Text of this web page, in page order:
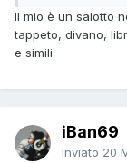
Il mio è un salotto
tappeto, divano,
e simili
iBan69
Inviato 20